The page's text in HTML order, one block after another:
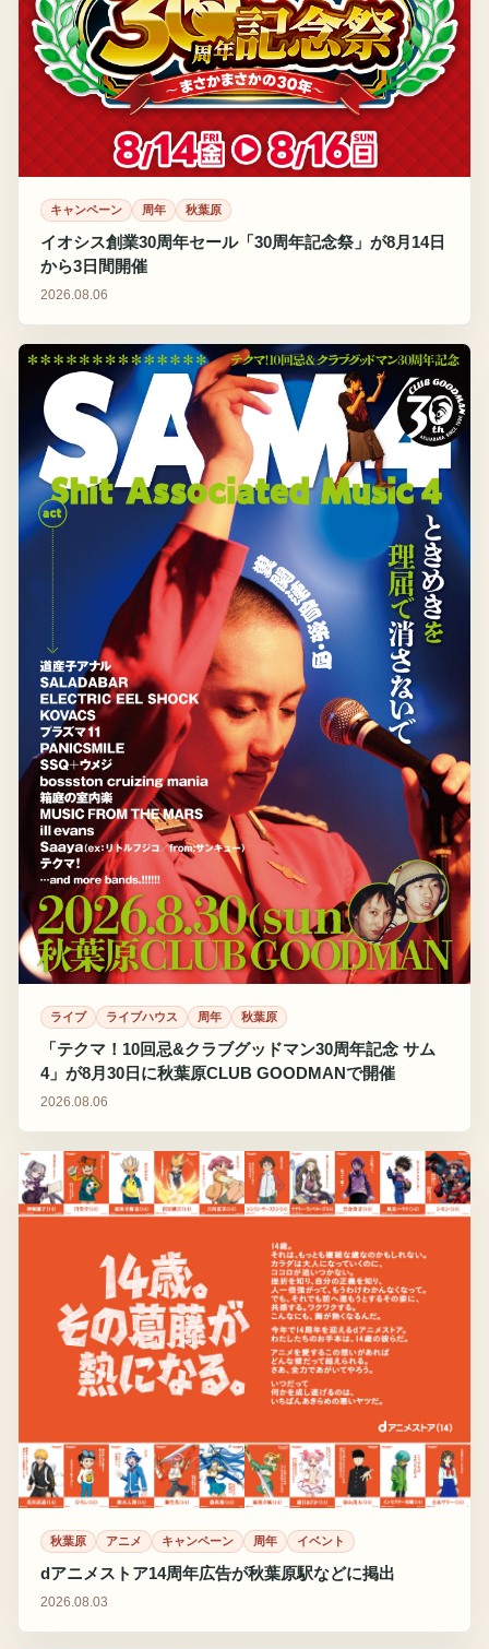
キャンペーン 周年 秋葉原
イオシス創業30周年セール「30周年記念祭」が8月14日
から3日間開催
2026.08.06
ライブ ライブハウス 周年 秋葉原
「テクマ！10回忌&クラブグッドマン30周年記念 サム
4」が8月30日に秋葉原CLUB GOODMANで開催
2026.08.06
秋葉原 アニメ キャンペーン 周年 イベント
dアニメストア14周年広告が秋葉原駅などに掲出
2026.08.03